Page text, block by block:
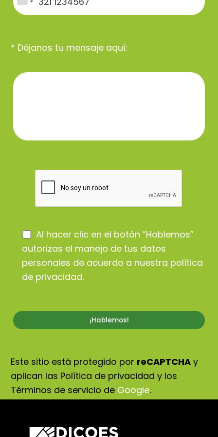
* Déjanos tu mensaje aquí:
Al hacer clic en el botón “Hablemos”
autorizas el manejo de tus datos
personales de acuerdo a nuestra política
de privacidad.
Este sitio está protegido por reCAPTCHA y
aplican las Política de privacidad y los
Términos de servicio de Google.